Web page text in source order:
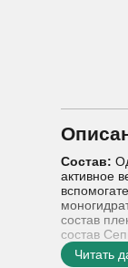
Состав:
активное
состав
состав
Читать